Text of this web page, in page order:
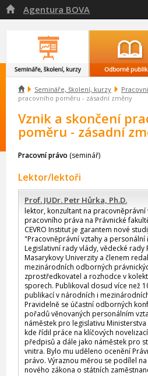
 Agentura BOVA
 Semináře, školení, kurzy
pracovního poměru - zásadní změny
Vznik a skončení
poměru - zásadní
Pracovní právo (seminář)
Lektor/lektoři
Prof. JUDr. Petr Hůrka, Ph.D.
lektor, konzultant na pracovněprávní
pracovního práva na Právnické
CEVRO Institut je garantem nové
"Pracovněprávní vztahy a personální
Legislativní rady vlády, vědecké rady
Masarykovy Univerzity a členem
mezinárodních odborných
zprostředkovatel a rozhodce v
sporech. Publikoval dosud více než
publikací v národních i
Pravidelně se účastní odborných
pořadů věnovaných personálním
náměstek pro legislativu
kde řídil práce na klíčových
předpisů a dále jako náměstek pro
vnitra. Bylo mu uděleno ocenění
právo. Výraznou měrou se podílel
nového zákona o státních